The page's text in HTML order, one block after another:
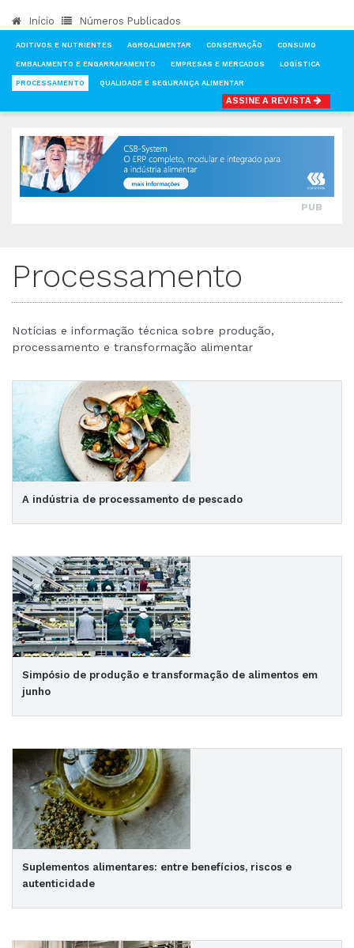
Início Números Publicados
ADITIVOS E NUTRIENTES AGROALIMENTAR CONSERVAÇÃO CONSUMO
EMBALAMENTO E ENGARRAFAMENTO EMPRESAS E MERCADOS LOGÍSTICA
PROCESSAMENTO QUALIDADE E SEGURANÇA ALIMENTAR
ASSINE A REVISTA
PUB
Processamento
Notícias e informação técnica sobre produção,
processamento e transformação alimentar
A indústria de processamento de pescado
Simpósio de produção e transformação de alimentos em
junho
Suplementos alimentares: entre benefícios, riscos e
autenticidade